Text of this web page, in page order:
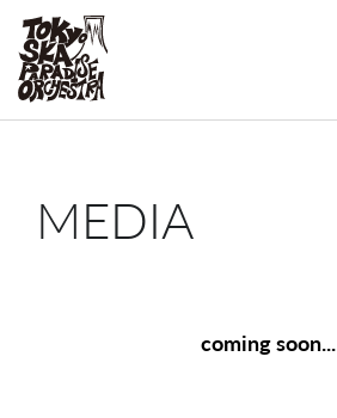
MEDIA
coming soon...